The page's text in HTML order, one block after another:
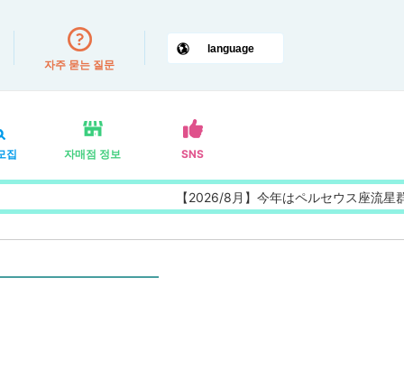
자주 묻는 질문
집 자매점 정보 SNS
【2026/8月】今年はペルセウス座流星群の特